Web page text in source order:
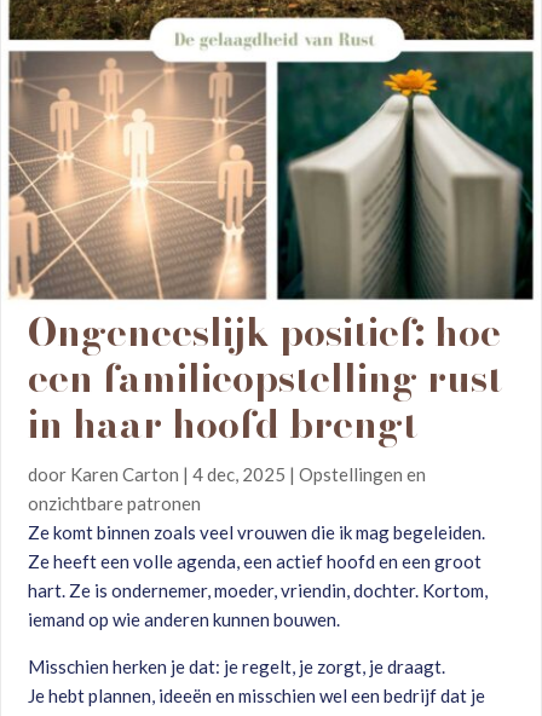
Ongeneeslijk positief: hoe
een familieopstelling rust
in haar hoofd brengt
door Karen Carton |4 dec, 2025 |Opstellingen en
onzichtbare patronen
Ze komt binnen zoals veel vrouwen die ik mag begeleiden.
Ze heeft een volle agenda, een actief hoofd en een groot
hart. Ze is ondernemer, moeder, vriendin, dochter. Kortom,
iemand op wie anderen kunnen bouwen.
Misschien herken je dat: je regelt, je zorgt, je draagt.
Je hebt plannen, ideeën en misschien wel een bedrijf dat je